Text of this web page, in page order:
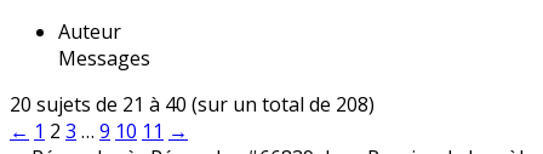
Auteur
Messages
20 sujets de 21 à 40 (sur un total de 208)
← 1 2 3 … 9 10 11 →